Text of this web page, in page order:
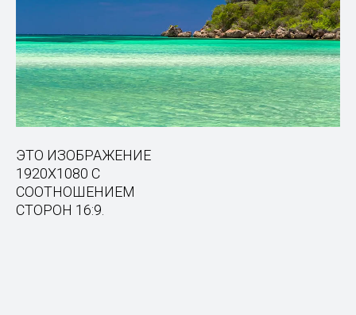
ЭТО ИЗОБРАЖЕНИЕ
1920Х1080 С
СООТНОШЕНИЕМ
СТОРОН 16:9.